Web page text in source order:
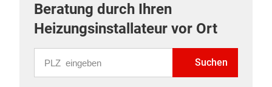
Beratung durch Ihren
Heizungsinstallateur vor Ort
Suchen